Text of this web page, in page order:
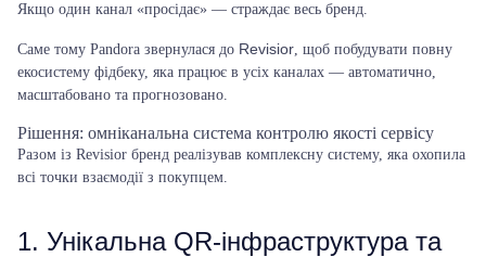
Якщо один канал «просідає» — страждає весь бренд.
Саме тому Pandora звернулася до Revisior, щоб побудувати повну
екосистему фідбеку, яка працює в усіх каналах — автоматично,
масштабовано та прогнозовано.
Рішення: омніканальна система контролю якості сервісу
Разом із Revisior бренд реалізував комплексну систему, яка охопила
всі точки взаємодії з покупцем.
1. Унікальна QR-інфраструктура та